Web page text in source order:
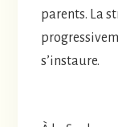
parents. La
s’instaure.